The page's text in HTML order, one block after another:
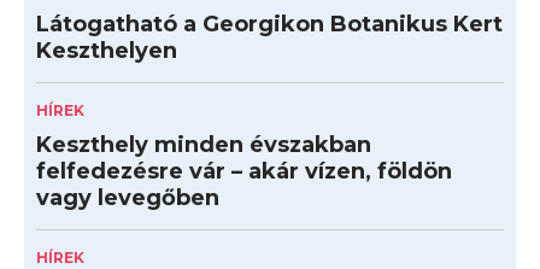
Látogatható a Georgikon Botanikus Kert
Keszthelyen
HÍREK
Keszthely minden évszakban
felfedezésre vár – akár vízen, földön
vagy levegőben
HÍREK